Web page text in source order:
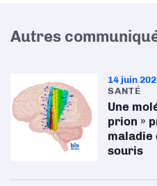
Autres
14 juin
SANTÉ
Une
prion »
maladie
souris